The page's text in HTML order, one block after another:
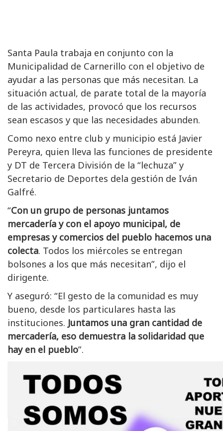
Santa Paula trabaja en conjunto con la
Municipalidad de Carnerillo con el objetivo de
ayudar a las personas que más necesitan. La
situación actual, de parate total de la mayoría
de las actividades, provocó que los recursos
sean escasos y que las necesidades abunden.
Como nexo entre club y municipio está Javier
Pereyra, quien lleva las funciones de presidente
y DT de Tercera División de la “lechuza” y
Secretario de Deportes dela gestión de Iván
Galfré.
“Con un grupo de personas juntamos
mercadería y con el apoyo municipal, de
empresas y comercios del pueblo hacemos una
colecta. Todos los miércoles se entregan
bolsones a los que más necesitan”, dijo el
dirigente.
Y aseguró: “El gesto de la comunidad es muy
bueno, desde los particulares hasta las
instituciones. Juntamos una gran cantidad de
mercadería, eso demuestra la solidaridad que
hay en el pueblo”.